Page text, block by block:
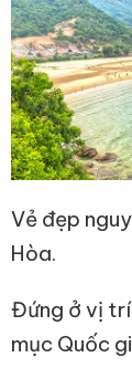
Vẻ đẹp
Hòa.
Đứng ở vị
mục Quốc